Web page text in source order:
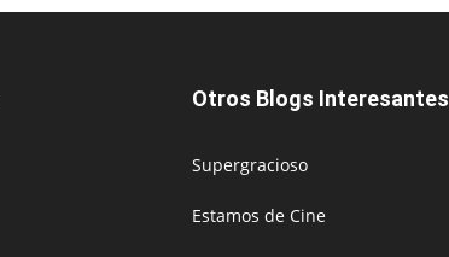
Otros Blogs Interesantes
Supergracioso
Estamos de Cine